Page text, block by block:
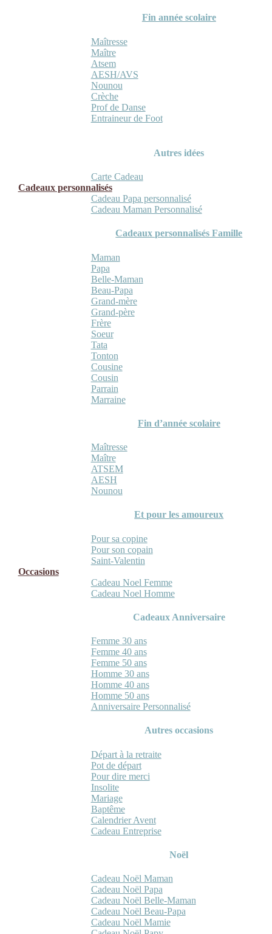
Fin année scolaire
Maîtresse
Maître
Atsem
AESH/AVS
Nounou
Crèche
Prof de Danse
Entraineur de Foot
Autres idées
Carte Cadeau
Cadeaux personnalisés
Cadeau Papa personnalisé
Cadeau Maman Personnalisé
Cadeaux personnalisés Famille
Maman
Papa
Belle-Maman
Beau-Papa
Grand-mère
Grand-père
Frère
Soeur
Tata
Tonton
Cousine
Cousin
Parrain
Marraine
Fin d’année scolaire
Maîtresse
Maître
ATSEM
AESH
Nounou
Et pour les amoureux
Pour sa copine
Pour son copain
Saint-Valentin
Occasions
Cadeau Noel Femme
Cadeau Noel Homme
Cadeaux Anniversaire
Femme 30 ans
Femme 40 ans
Femme 50 ans
Homme 30 ans
Homme 40 ans
Homme 50 ans
Anniversaire Personnalisé
Autres occasions
Départ à la retraite
Pot de départ
Pour dire merci
Insolite
Mariage
Baptême
Calendrier Avent
Cadeau Entreprise
Noël
Cadeau Noël Maman
Cadeau Noël Papa
Cadeau Noël Belle-Maman
Cadeau Noël Beau-Papa
Cadeau Noël Mamie